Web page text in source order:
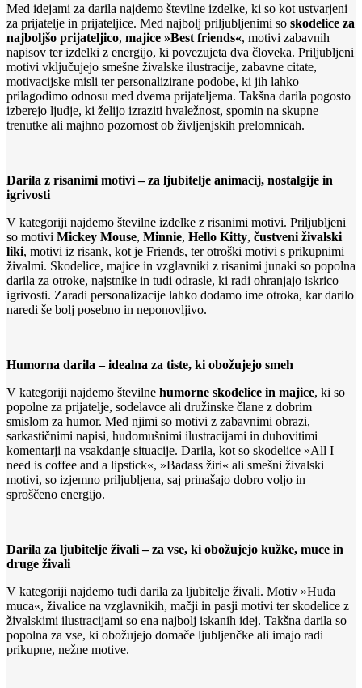
Med idejami za darila najdemo številne izdelke, ki so kot ustvarjeni
za prijatelje in prijateljice. Med najbolj priljubljenimi so skodelice za
najboljšo prijateljico, majice »Best friends«, motivi zabavnih
napisov ter izdelki z energijo, ki povezujeta dva človeka. Priljubljeni
motivi vključujejo smešne živalske ilustracije, zabavne citate,
motivacijske misli ter personalizirane podobe, ki jih lahko
prilagodimo odnosu med dvema prijateljema. Takšna darila pogosto
izberejo ljudje, ki želijo izraziti hvaležnost, spomin na skupne
trenutke ali majhno pozornost ob življenjskih prelomnicah.
Darila z risanimi motivi – za ljubitelje animacij, nostalgije in
igrivosti
V kategoriji najdemo številne izdelke z risanimi motivi. Priljubljeni
so motivi Mickey Mouse, Minnie, Hello Kitty, čustveni živalski
liki, motivi iz risank, kot je Friends, ter otroški motivi s prikupnimi
živalmi. Skodelice, majice in vzglavniki z risanimi junaki so popolna
darila za otroke, najstnike in tudi odrasle, ki radi ohranjajo iskrico
igrivosti. Zaradi personalizacije lahko dodamo ime otroka, kar darilo
naredi še bolj posebno in neponovljivo.
Humorna darila – idealna za tiste, ki obožujejo smeh
V kategoriji najdemo številne humorne skodelice in majice, ki so
popolne za prijatelje, sodelavce ali družinske člane z dobrim
smislom za humor. Med njimi so motivi z zabavnimi obrazi,
sarkastičnimi napisi, hudomušnimi ilustracijami in duhovitimi
komentarji na vsakdanje situacije. Darila, kot so skodelice »All I
need is coffee and a lipstick«, »Badass žiri« ali smešni živalski
motivi, so izjemno priljubljena, saj prinašajo dobro voljo in
sproščeno energijo.
Darila za ljubitelje živali – za vse, ki obožujejo kužke, muce in
druge živali
V kategoriji najdemo tudi darila za ljubitelje živali. Motiv »Huda
muca«, živalice na vzglavnikih, mačji in pasji motivi ter skodelice z
živalskimi ilustracijami so ena najbolj iskanih idej. Takšna darila so
popolna za vse, ki obožujejo domače ljubljenčke ali imajo radi
prikupne, nežne motive.